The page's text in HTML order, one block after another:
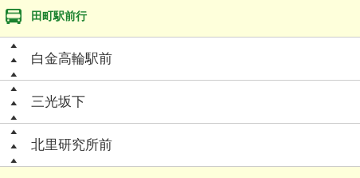
田町駅前行
白金高輪駅前
三光坂下
北里研究所前